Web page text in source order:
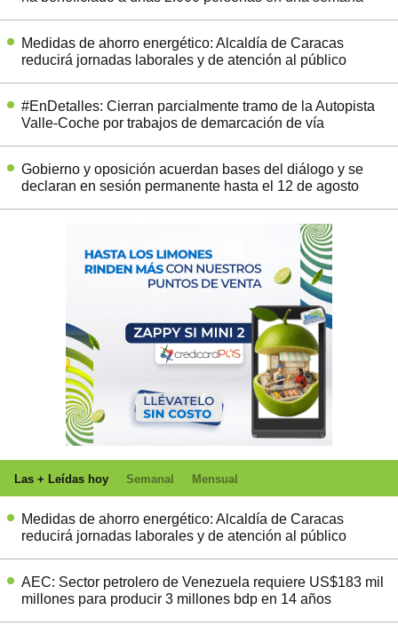
Medidas de ahorro energético: Alcaldía de Caracas
reducirá jornadas laborales y de atención al público
#EnDetalles: Cierran parcialmente tramo de la Autopista
Valle-Coche por trabajos de demarcación de vía
Gobierno y oposición acuerdan bases del diálogo y se
declaran en sesión permanente hasta el 12 de agosto
Las + Leídas hoy Semanal Mensual
Medidas de ahorro energético: Alcaldía de Caracas
reducirá jornadas laborales y de atención al público
AEC: Sector petrolero de Venezuela requiere US$183 mil
millones para producir 3 millones bdp en 14 años